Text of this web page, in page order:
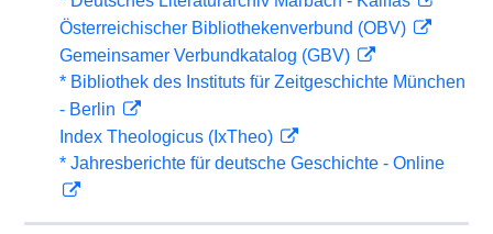
Österreichischer Bibliothekenverbund (OBV)
Gemeinsamer Verbundkatalog (GBV)
* Bibliothek des Instituts für Zeitgeschichte München
- Berlin
Index Theologicus (IxTheo)
* Jahresberichte für deutsche Geschichte - Online